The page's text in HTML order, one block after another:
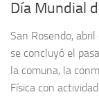
Día Mundial
San Rosendo,
se concluyó el
la comuna, la
Física con